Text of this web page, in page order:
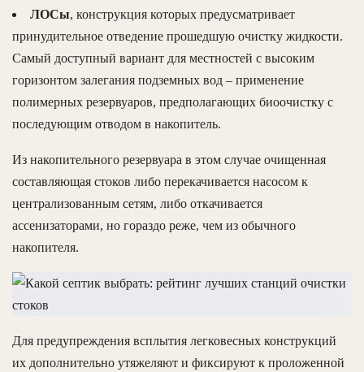
ЛОСы, конструкция которых предусматривает
принудительное отведение прошедшую очистку жидкости.
Самый доступный вариант для местностей с высоким
горизонтом залегания подземных вод – применение
полимерных резервуаров, предполагающих биоочистку с
последующим отводом в накопитель.
Из накопительного резервуара в этом случае очищенная
составляющая стоков либо перекачивается насосом к
централизованным сетям, либо откачивается
ассенизаторами, но гораздо реже, чем из обычного
накопителя.
Для предупреждения всплытия легковесных конструкций
их дополнительно утяжеляют и фиксируют к проложенной